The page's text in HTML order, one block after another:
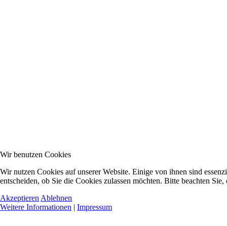
Wir benutzen Cookies
Wir nutzen Cookies auf unserer Website. Einige von ihnen sind
entscheiden, ob Sie die Cookies zulassen möchten. Bitte beachten
Akzeptieren Ablehnen
Weitere Informationen | Impressum